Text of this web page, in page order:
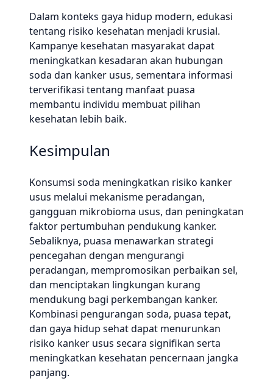
Dalam konteks gaya hidup modern, edukasi
tentang risiko kesehatan menjadi krusial.
Kampanye kesehatan masyarakat dapat
meningkatkan kesadaran akan hubungan
soda dan kanker usus, sementara informasi
terverifikasi tentang manfaat puasa
membantu individu membuat pilihan
kesehatan lebih baik.
Kesimpulan
Konsumsi soda meningkatkan risiko kanker
usus melalui mekanisme peradangan,
gangguan mikrobioma usus, dan peningkatan
faktor pertumbuhan pendukung kanker.
Sebaliknya, puasa menawarkan strategi
pencegahan dengan mengurangi
peradangan, mempromosikan perbaikan sel,
dan menciptakan lingkungan kurang
mendukung bagi perkembangan kanker.
Kombinasi pengurangan soda, puasa tepat,
dan gaya hidup sehat dapat menurunkan
risiko kanker usus secara signifikan serta
meningkatkan kesehatan pencernaan jangka
panjang.